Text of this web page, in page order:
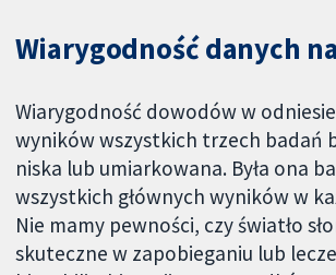
Wiarygodność danych
Wiarygodność dowodów w
wyników wszystkich trzech badań
niska lub umiarkowana. Była ona
wszystkich głównych wyników w
Nie mamy pewności, czy światło
skuteczne w zapobieganiu lub